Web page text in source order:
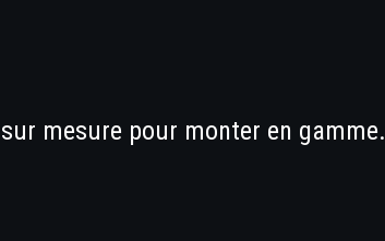
mesure pour monter en gamme.